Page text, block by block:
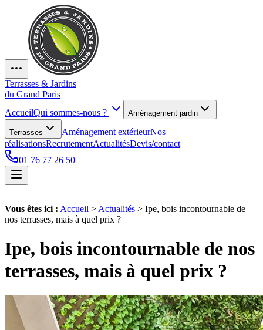
Terrasses & Jardins
du Grand Paris
AccueilQui sommes-nous ? Aménagement jardin
Terrasses Aménagement extérieurNos
réalisationsRecrutementActualitésDevis/contact
01 76 77 26 50
Vous êtes ici : Accueil > Actualités > Ipe, bois incontournable de
nos terrasses, mais à quel prix ?
Ipe, bois incontournable de nos
terrasses, mais à quel prix ?